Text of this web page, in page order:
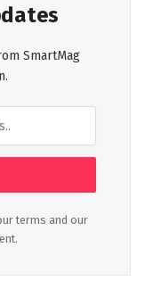
SmartMag
terms and our